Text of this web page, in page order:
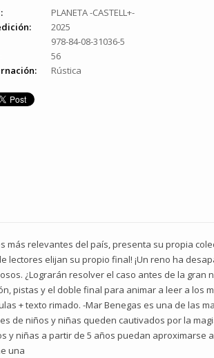
PLANETA -CASTELL+-
2025
978-84-08-31036-5
56
Rústica
relevantes del país, presenta su propia
elijan su propio final! ¡Un reno ha
¿Lograrán resolver el caso antes de la gran
y el doble final para animar a leer a los
+ texto rimado. -Mar Benegas es una de
de niños y niñas queden cautivados por la
y niñas a partir de 5 años puedan aproximarse
una